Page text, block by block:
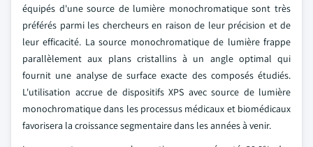
équipés d'une source de lumière monochromatique sont très
préférés parmi les chercheurs en raison de leur précision et de
leur efficacité. La source monochromatique de lumière frappe
parallèlement aux plans cristallins à un angle optimal qui
fournit une analyse de surface exacte des composés étudiés.
L'utilisation accrue de dispositifs XPS avec source de lumière
monochromatique dans les processus médicaux et biomédicaux
favorisera la croissance segmentaire dans les années à venir.